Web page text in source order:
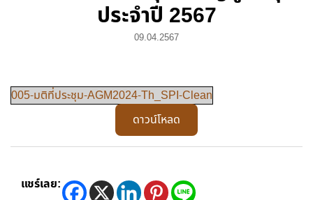
ประจำปี 2567
09.04.2567
005-มติที่ประชุม-AGM2024-Th_SPI-Clean
ดาวน์โหลด
แชร์เลย: